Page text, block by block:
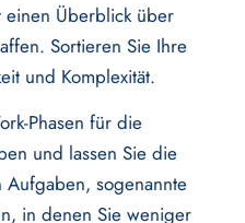
einen Überblick über
Sortieren Sie Ihre
und Komplexität.
Phasen für die
und lassen Sie die
sogenannte
in denen Sie weniger